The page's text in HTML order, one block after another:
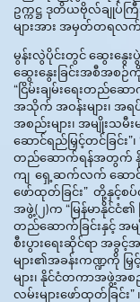
ဥက္ကဋ္ဌ ဒုတိယဗိုလ်ချုပ်က
များအား အမှတ်တရလက်
မွန်းလွဲပိုင်းတွင် ဆွေးနွ
ဆွေးနွေးခြင်းအစီအစ
“ငြိမ်းချမ်းရေး
အသိုက် အဝန်းများ၊ အရ
အစည်းများ၊ အမျိုးသမီး
ဆောင်ရည်မြှင့်တင်ခြင်း”
တည်ဆောက်ရန်အတွက်
ကျ ရှေ့ဆက်လက် ဆောင်ရွ
ဖော်ထုတ်ခြင်း” တို့နှင့်စပ်
အဖွဲ့(၂)က “မြန်မာနိုင်ငံ၏ င
တည်ဆောက်ခြင်းနှင့် အမ
စီးပွားရေးဆိုင်ရာ အခွင့်အ
များ၏အခန်းကဏ္ဍကို မြှင့်
များ၊ နိုင်ငံတကာအဖွဲ့အစ
လမ်းများဖော်ထုတ်ခြင်း”